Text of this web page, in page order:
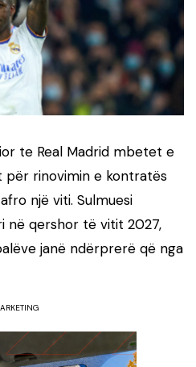
te Real Madrid mbetet e
për rinovimin e kontratës
një viti. Sulmuesi
në qershor të vitit 2027,
janë ndërprerë që nga